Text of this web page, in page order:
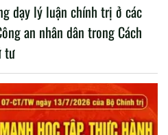
dạy lý luận chính trị ở các
an nhân dân trong Cách
tư